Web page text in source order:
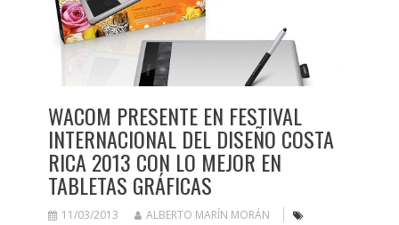
WACOM PRESENTE EN FESTIVAL
INTERNACIONAL DEL DISEÑO COSTA
RICA 2013 CON LO MEJOR EN
TABLETAS GRÁFICAS
11/03/2013
ALBERTO MARÍN MORÁN